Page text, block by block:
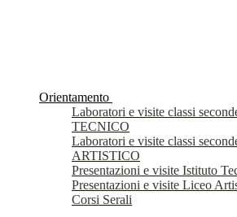
Orientamento
Laboratori e visite classi
TECNICO
Laboratori e visite classi
ARTISTICO
Presentazioni e visite Istituto
Presentazioni e visite Liceo
Corsi Serali